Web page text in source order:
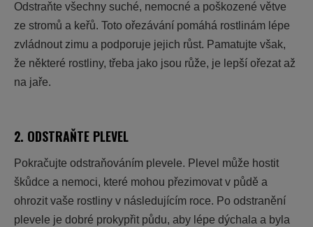
Odstraňte všechny suché, nemocné a poškozené větve
ze stromů a keřů. Toto ořezávání pomáhá rostlinám lépe
zvládnout zimu a podporuje jejich růst. Pamatujte však,
že některé rostliny, třeba jako jsou růže, je lepší ořezat až
na jaře.
2. ODSTRAŇTE PLEVEL
Pokračujte odstraňováním plevele. Plevel může hostit
škůdce a nemoci, které mohou přezimovat v půdě a
ohrozit vaše rostliny v následujícím roce. Po odstranění
plevele je dobré prokypřit půdu, aby lépe dýchala a byla